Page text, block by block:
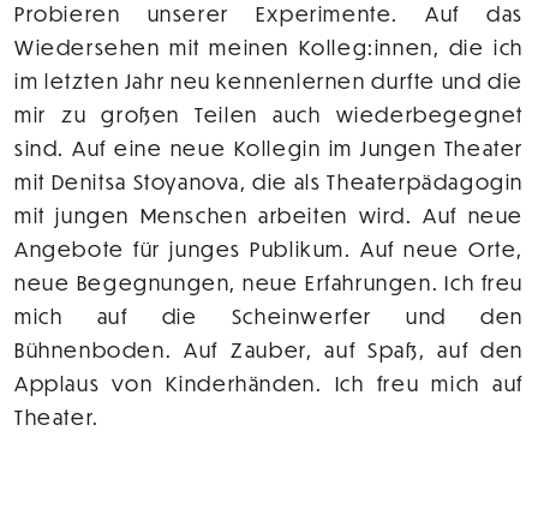
Probieren unserer Experimente. Auf das
Wiedersehen mit meinen Kolleg:innen, die ich
im letzten Jahr neu kennenlernen durfte und die
mir zu großen Teilen auch wiederbegegnet
sind. Auf eine neue Kollegin im Jungen Theater
mit Denitsa Stoyanova, die als Theaterpädagogin
mit jungen Menschen arbeiten wird. Auf neue
Angebote für junges Publikum. Auf neue Orte,
neue Begegnungen, neue Erfahrungen. Ich freu
mich auf die Scheinwerfer und den
Bühnenboden. Auf Zauber, auf Spaß, auf den
Applaus von Kinderhänden. Ich freu mich auf
Theater.